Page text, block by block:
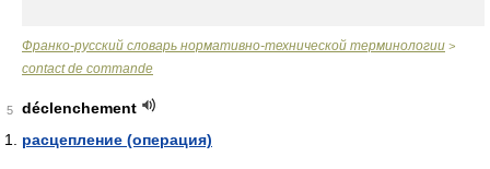
Франко-русский словарь нормативно-технической терминологии >
contact de commande
5
déclenchement
расцепление (операция)